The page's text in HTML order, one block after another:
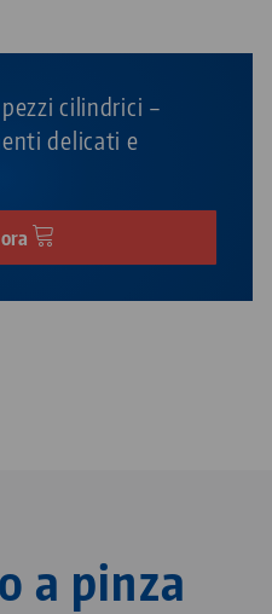
cilindrici –
delicati e
a pinza